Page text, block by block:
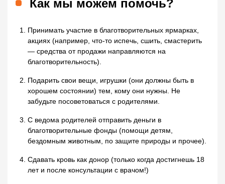
Как мы можем помочь?
Принимать участие в благотворительных ярмарках,
акциях (например, что-то испечь, сшить, смастерить
— средства от продажи направляются на
благотворительность).
Подарить свои вещи, игрушки (они должны быть в
хорошем состоянии) тем, кому они нужны. Не
забудьте посоветоваться с родителями.
С ведома родителей отправить деньги в
благотворительные фонды (помощи детям,
бездомным животным, по защите природы и прочее).
Сдавать кровь как донор (только когда достигнешь 18
лет и после консультации с врачом!)